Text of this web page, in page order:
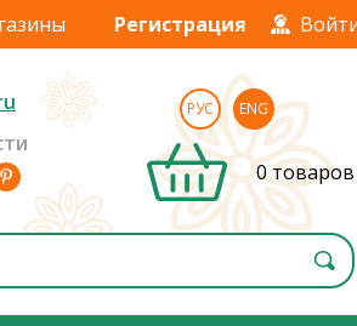
Регистрация
РУС ENG
0 товаров